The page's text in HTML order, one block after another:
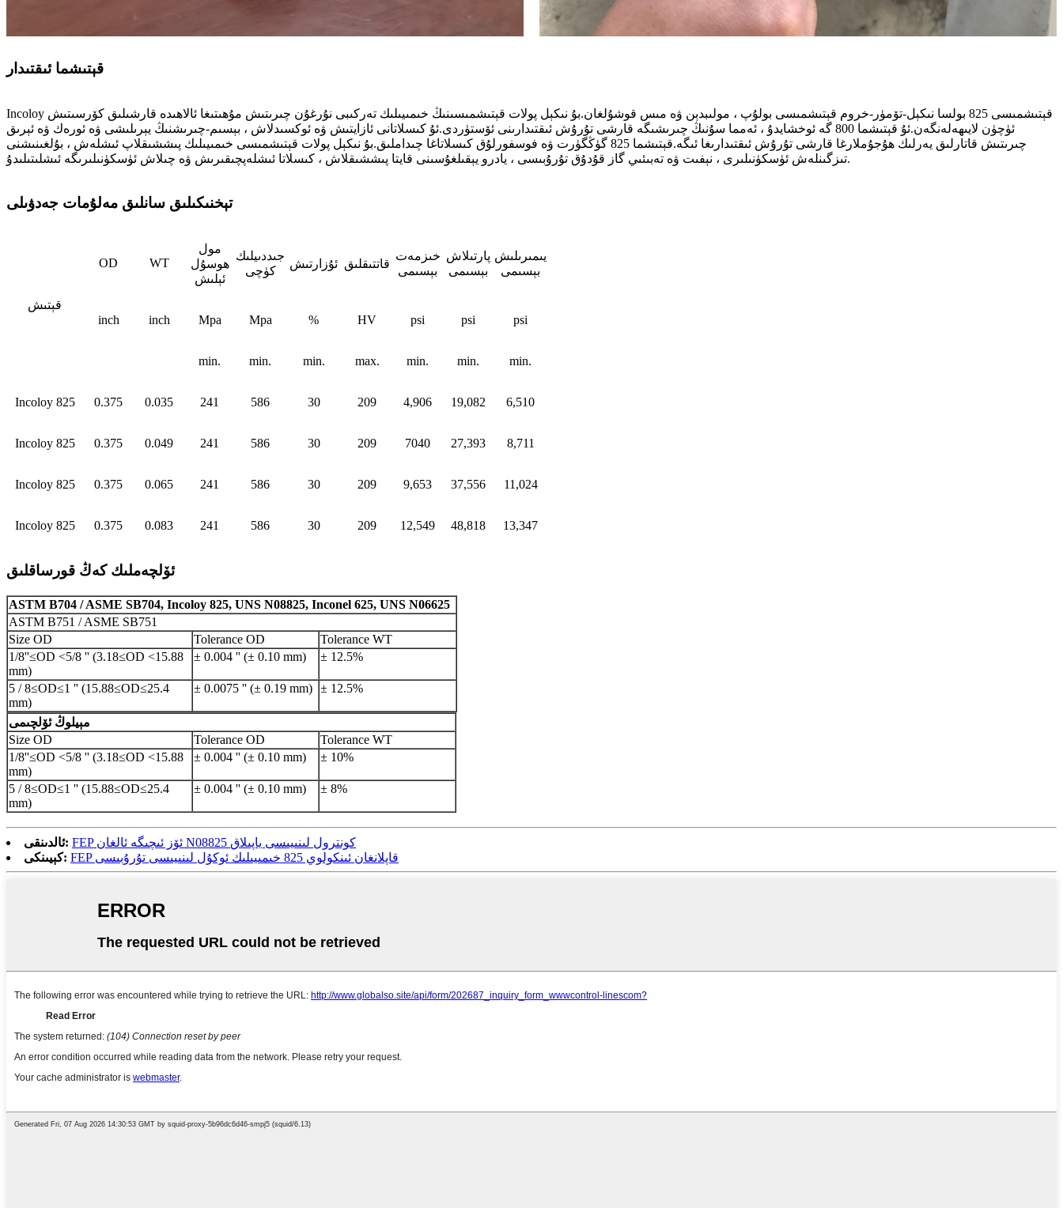
قېتىشما ئىقتىدار
Incoloy قېتىشمىسى 825 بولسا نىكېل-تۆمۈر-خروم قېتىشمىسى بولۇپ ، مولىبدېن ۋە مىس قوشۇلغان.بۇ نىكېل پولات قېتىشمىسىنىڭ خىمىيىلىك تەركىبى نۇرغۇن چىرىتىش مۇھىتىغا ئالاھىدە قارشىلىق كۆرسىتىش
ئۈچۈن لايىھەلەنگەن.ئۇ قېتىشما 800 گە ئوخشايدۇ ، ئەمما سۇنىڭ چىرىشىگە قارشى تۇرۇش ئىقتىدارىنى ئۆستۈردى.ئۇ كىسلاتانى ئازايتىش ۋە ئوكسىدلاش ، بېسىم-چىرىشنىڭ يېرىلىشى ۋە ئورەك ۋە ئېرىق
چىرىتىش قاتارلىق يەرلىك ھۇجۇملارغا قارشى تۇرۇش ئىقتىدارىغا ئىگە.قېتىشما 825 گۈڭگۈرت ۋە فوسفورلۇق كىسلاتاغا چىداملىق.بۇ نىكېل پولات قېتىشمىسى خىمىيىلىك پىششىقلاپ ئىشلەش ، بۇلغىنىشنى
تىزگىنلەش ئۈسكۈنىلىرى ، نېفىت ۋە تەبىئىي گاز قۇدۇق تۇرۇبىسى ، يادرو يېقىلغۇسىنى قايتا پىششىقلاش ، كىسلاتا ئىشلەپچىقىرىش ۋە چىلاش ئۈسكۈنىلىرىگە ئىشلىتىلىدۇ.
تېخنىكىلىق سانلىق مەلۇمات جەدۋىلى
قېتىش
OD WT
مول
ھوسۇل
ئېلىش
جىددىيلىك
كۈچى
ئۇزارتىش قاتتىقلىق
خىزمەت
بېسىمى
پارتىلاش
بېسىمى
يىمىرىلىش
بېسىمى
inch inch Mpa Mpa % HV psi psi psi
min. min. min. max. min. min. min.
Incoloy 825 0.375 0.035 241 586 30 209 4,906 19,082 6,510
Incoloy 825 0.375 0.049 241 586 30 209 7040 27,393 8,711
Incoloy 825 0.375 0.065 241 586 30 209 9,653 37,556 11,024
Incoloy 825 0.375 0.083 241 586 30 209 12,549 48,818 13,347
ئۆلچەملىك كەڭ قورساقلىق
ASTM B704 / ASME SB704, Incoloy 825, UNS N08825, Inconel 625, UNS N06625
ASTM B751 / ASME SB751
Size OD
Tolerance OD
Tolerance WT
1/8''≤OD <5/8 '' (3.18≤OD <15.88
mm)
± 0.004 '' (± 0.10 mm) ± 12.5%
5 / 8≤OD≤1 '' (15.88≤OD≤25.4
mm)
± 0.0075 '' (± 0.19 mm) ± 12.5%
مېيلوڭ ئۆلچىمى
Size OD
Tolerance OD
Tolerance WT
1/8''≤OD <5/8 '' (3.18≤OD <15.88
mm)
± 0.004 '' (± 0.10 mm) ± 10%
5 / 8≤OD≤1 '' (15.88≤OD≤25.4
mm)
± 0.004 '' (± 0.10 mm) ± 8%
ئالدىنقى:
FEP ئۆز ئىچىگە ئالغان N08825 كونترول لىنىيىسى ياپىلاق
كېيىنكى:
FEP قاپلانغان ئىنكولوي 825 خىمىيىلىك ئوكۇل لىنىيىسى تۇرۇبىسى